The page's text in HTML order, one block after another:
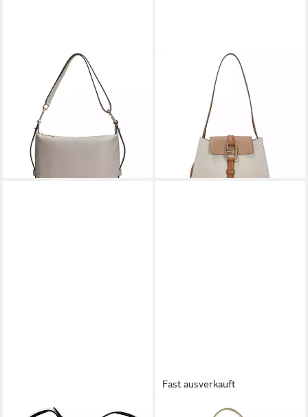
Umhängetasche Tonie M
Hobo - Umhängetasche 28
cm (vaniglia)
241,43 €
lieferbar - in 2-3 Werktagen bei dir
Umhängetasche Nuvola S -
Schultertasche 27 cm
(vaniglia+deserto+brandy)
305,95 €
lieferbar - in 2-3 Werktagen bei dir
FURLA
Fast ausverkauft